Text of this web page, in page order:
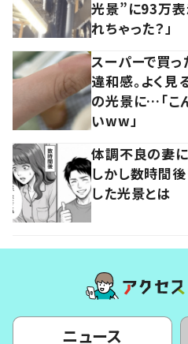
光景”に93万表
れちゃった？」
スーパーで買っ
違和感。よく見
の光景に…「こ
いww」
体調不良の妻
しかし数時間
した光景とは
ニュース